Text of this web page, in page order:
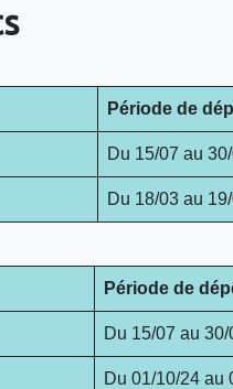
Période de
Du 15/07 au
Du 18/03 au
Période de
Du 15/07 au
Du 01/10/24 au